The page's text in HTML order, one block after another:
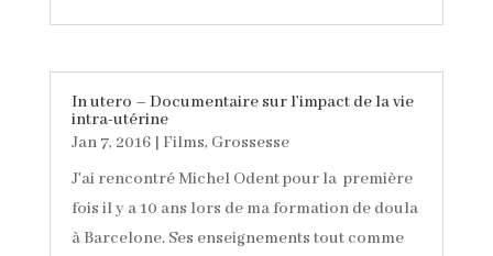
In utero – Documentaire sur l’impact de la vie
intra-utérine
Jan 7, 2016| Films, Grossesse
J'ai rencontré Michel Odent pour la première
fois il y a 10 ans lors de ma formation de doula
à Barcelone. Ses enseignements tout comme